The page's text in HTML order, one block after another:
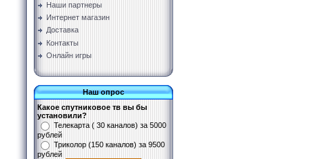
Наши партнеры
Интернет магазин
Доставка
Контакты
Онлайн игры
Наш опрос
Какое спутниковое тв вы бы
установили?
Телекарта ( 30 каналов) за 5000
рублей
Триколор (150 каналов) за 9500
рублей